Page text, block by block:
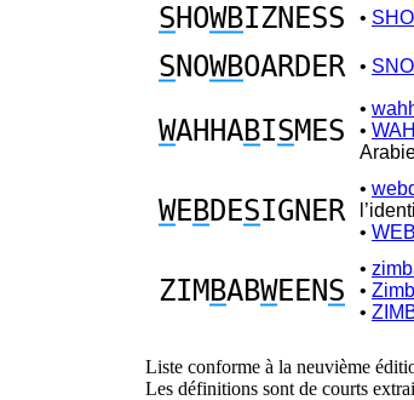
SHOWBIZNESS •
SNOWBOARDER •
WAHHABISMES
•
•
WEBDESIGNER
•
•
ZIM BABWEENS
•
•
•
Liste conforme à la neuvième
Les définitions sont de courts